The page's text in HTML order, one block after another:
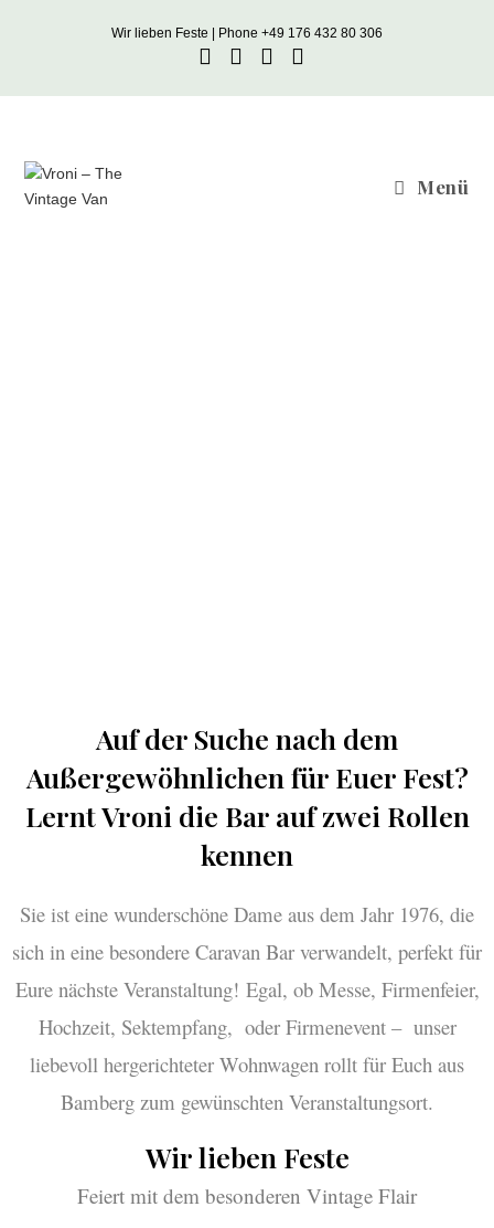
Wir lieben Feste | Phone +49 176 432 80 306
Menü
Auf der Suche nach dem
Außergewöhnlichen für Euer Fest?
Lernt Vroni die Bar auf zwei Rollen
kennen
Sie ist eine wunderschöne Dame aus dem Jahr 1976, die
sich in eine besondere Caravan Bar verwandelt, perfekt für
Eure nächste Veranstaltung! Egal, ob Messe, Firmenfeier,
Hochzeit, Sektempfang, oder Firmenevent – unser
liebevoll hergerichteter Wohnwagen rollt für Euch aus
Bamberg zum gewünschten Veranstaltungsort.
Wir lieben Feste
Feiert mit dem besonderen Vintage Flair